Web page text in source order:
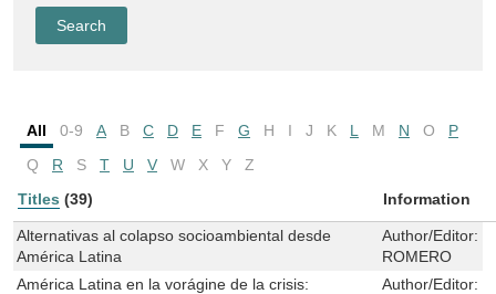
All 0-9 A B C D E F G H I J K L M N O
P
Q
R S T U V W X Y
Z
Titles (39) Information
Alternativas al colapso socioambiental desde
América Latina
Author/Editor:
ROMERO
América Latina en la vorágine de la crisis:
Author/Editor: